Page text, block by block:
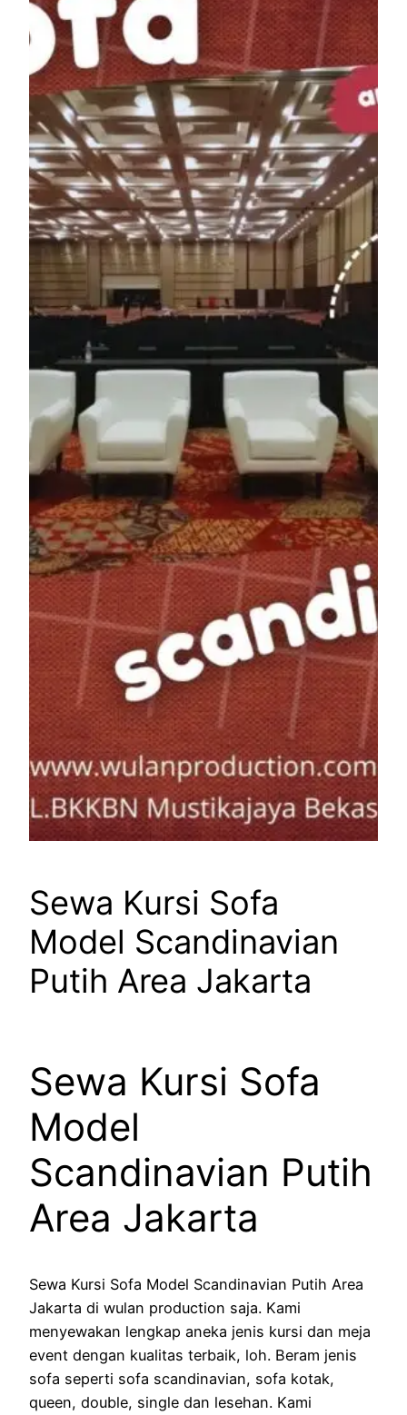
Sewa Kursi Sofa
Model Scandinavian
Putih Area Jakarta
Sewa Kursi Sofa
Model
Scandinavian Putih
Area Jakarta
Sewa Kursi Sofa Model Scandinavian Putih Area
Jakarta di wulan production saja. Kami
menyewakan lengkap aneka jenis kursi dan meja
event dengan kualitas terbaik, loh. Beram jenis
sofa seperti sofa scandinavian, sofa kotak,
queen, double, single dan lesehan. Kami